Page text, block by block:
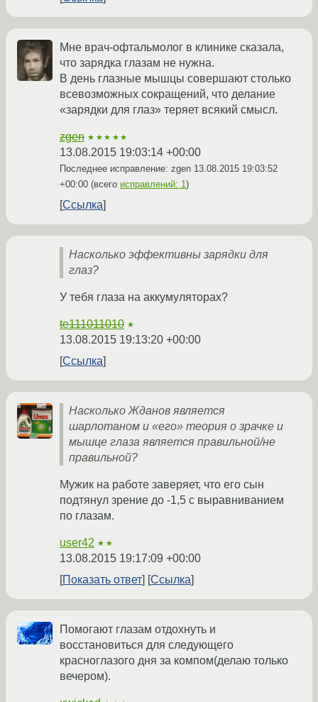
Мне врач-офтальмолог в клинике сказала,
что зарядка глазам не нужна.
В день глазные мышцы совершают столько
всевозможных сокращений, что делание
«зарядки для глаз» теряет всякий смысл.
zgen ★★★★★
13.08.2015 19:03:14 +00:00
Последнее исправление: zgen 13.08.2015 19:03:52
+00:00 (всего исправлений: 1)
Ссылка
Насколько эффективны зарядки для
глаз?
У тебя глаза на аккумуляторах?
te111011010 ★
13.08.2015 19:13:20 +00:00
Ссылка
Насколько Жданов является
шарлотаном и «его» теория о зрачке и
мышце глаза является правильной/не
правильной?
Мужик на работе заверяет, что его сын
подтянул зрение до -1,5 с выравниванием
по глазам.
user42 ★★
13.08.2015 19:17:09 +00:00
Показать ответ
Ссылка
Помогают глазам отдохнуть и
восстановиться для следующего
красноглазого дня за компом(делаю только
вечером).